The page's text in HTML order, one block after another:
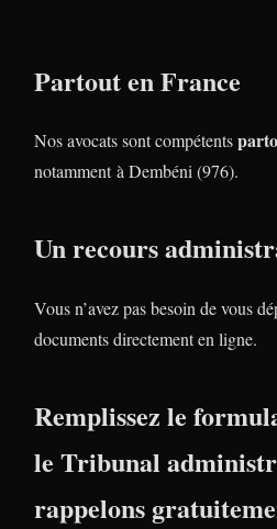
Partout en France
Nos avocats sont compétents
notamment à Dembéni (976).
Un recours
Vous n’avez pas besoin de vous
documents directement en ligne.
Remplissez le
le Tribunal
rappelons